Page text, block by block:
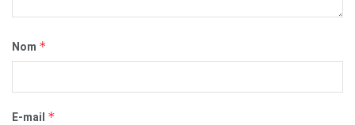
Nom *
E-mail *